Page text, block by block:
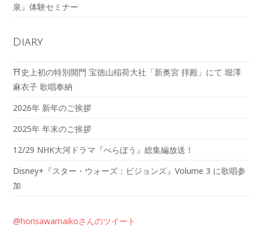
泉』体験セミナー
Diary
⛩️史上初の特別開門 宝徳山稲荷大社「新奥宮 拝殿」にて 堀澤
麻衣子 歌唱奉納
2026年 新年のご挨拶
2025年 年末のご挨拶
12/29 NHK大河ドラマ『べらぼう』総集編放送！
Disney+『スター・ウォーズ：ビジョンズ』Volume 3 に歌唱参
加
@horisawamaikoさんのツイート